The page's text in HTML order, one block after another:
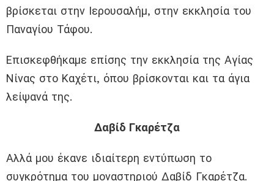
βρίσκεται στην Ιερουσαλήμ, στην εκκλησία του
Παναγίου Τάφου.
Επισκεφθήκαμε επίσης την εκκλησία της Αγίας
Νίνας στο Καχέτι, όπου βρίσκονται και τα άγια
λείψανά της.
Δαβίδ Γκαρέτζα
Αλλά μου έκανε ιδιαίτερη εντύπωση το
συγκρότημα του μοναστηριού Δαβίδ Γκαρέτζα.